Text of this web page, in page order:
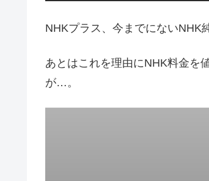
NHKプラス、今までにないNHK
あとはこれを理由にNHK料金を
が…。